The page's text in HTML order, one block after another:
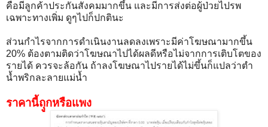
คือมีลูกค้าประกันสังคมมากขึ้น และมีการส่งต่อผู้ป่วยไปรพ
เฉพาะทางเพิ่ม ดูๆไปก็ปกตินะ
ส่วนกำไรจากการดำเนินงานลดลงเพราะมีค่าโฆษณามากขึ้น
20% ต้องตามติดว่าโฆษณาไปได้ผลดีหรือไม่จากการเติบโตของ
รายได้ ควรจะล้อกัน ถ้าลงโฆษณาไปรายได้ไม่ขึ้นก็แปลว่าตำ
น้ำพริกละลายแม่น้ำ
ราคานี้ถุูกหรือแพง